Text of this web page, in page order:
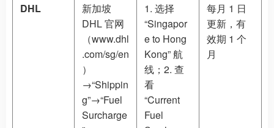
DHL
新加坡
DHL 官网
（www.dhl
.com/sg/en
）
→“Shippin
g”→“Fuel
Surcharge
1. 选择
“Singapor
e to Hong
Kong” 航
线；2. 查
看
“Current
Fuel
每月 1 日
更新，有
效期 1 个
月